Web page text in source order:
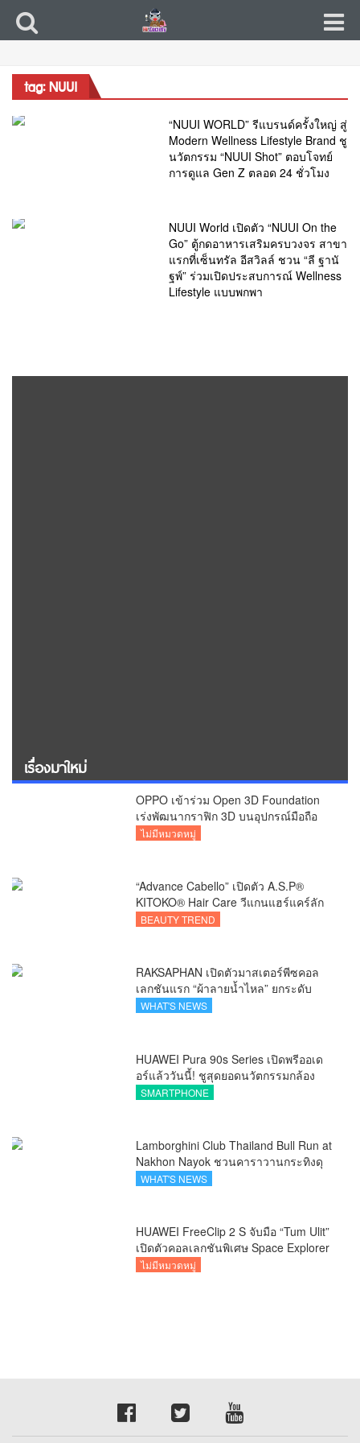
tag: NUUI
“NUUI WORLD” รีแบรนด์ครั้งใหญ่ สู่
Modern Wellness Lifestyle Brand ชู
นวัตกรรม “NUUI Shot” ตอบโจทย์
การดูแล Gen Z ตลอด 24 ชั่วโมง
NUUI World เปิดตัว “NUUI On the
Go” ตู้กดอาหารเสริมครบวงจร สาขา
แรกที่เซ็นทรัล อีสวิลล์ ชวน “ลี ฐานั
ฐพ์” ร่วมเปิดประสบการณ์ Wellness
Lifestyle แบบพกพา
เรื่องมาใหม่
OPPO เข้าร่วม Open 3D Foundation
เร่งพัฒนากราฟิก 3D บนอุปกรณ์มือถือ
ไม่มีหมวดหมู่
“Advance Cabello” เปิดตัว A.S.P®
KITOKO® Hair Care วีแกนแฮร์แคร์ลัก
ชัวรีจากอังกฤษ ยกระดับการดูแลเส้นผม
BEAUTY TREND
RAKSAPHAN เปิดตัวมาสเตอร์พีซคอล
เลกชันแรก “ผ้าลายน้ำไหล” ยกระดับ
ภูมิปัญญาท้องถิ่นสู่งานศิลป์ระดับสากล
WHAT'S NEWS
HUAWEI Pura 90s Series เปิดพรีออเด
อร์แล้ววันนี้! ชูสุดยอดนวัตกรรมกล้อง
พร้อม AI อัจฉริยะและ 5G Advanced
SMARTPHONE
Lamborghini Club Thailand Bull Run at
Nakhon Nayok ชวนคาราวานกระทิงดุ
สัมผัสธรรมชาติเมืองรอง ณ นครนายก
WHAT'S NEWS
HUAWEI FreeClip 2 S จับมือ “Tum Ulit”
เปิดตัวคอลเลกชันพิเศษ Space Explorer
ถ่ายทอดศิลปะบนเคสหูฟัง
ไม่มีหมวดหมู่